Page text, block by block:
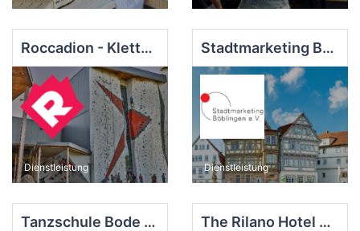
Roccadion - Klettern & Bouldern
Dienstleistung
Stadtmarketing Böblingen e.V.
Dienstleistung
Tanzschule Bode GbR The Rilano Hotel Stuttgart Böblingen